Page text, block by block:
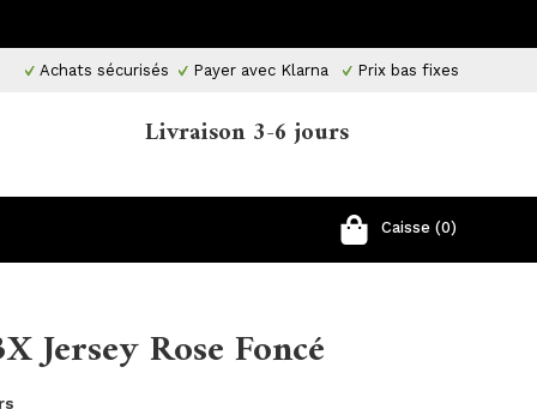
Achats sécurisés Payer avec Klarna Prix ​​bas fixes
Livraison 3-6 jours
Caisse (0)
Jersey Rose Foncé